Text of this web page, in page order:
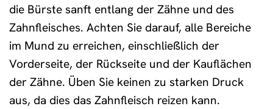
die Bürste sanft entlang der Zähne und des
Zahnfleisches. Achten Sie darauf, alle Bereiche
im Mund zu erreichen, einschließlich der
Vorderseite, der Rückseite und der Kauflächen
der Zähne. Üben Sie keinen zu starken Druck
aus, da dies das Zahnfleisch reizen kann.